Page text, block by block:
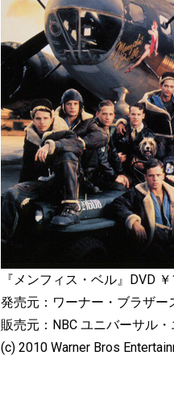
『メンフィス・ベル』DVD
発売元：ワーナー・ブラザー
販売元：NBC ユニバーサル
(c) 2010 Warner Bros